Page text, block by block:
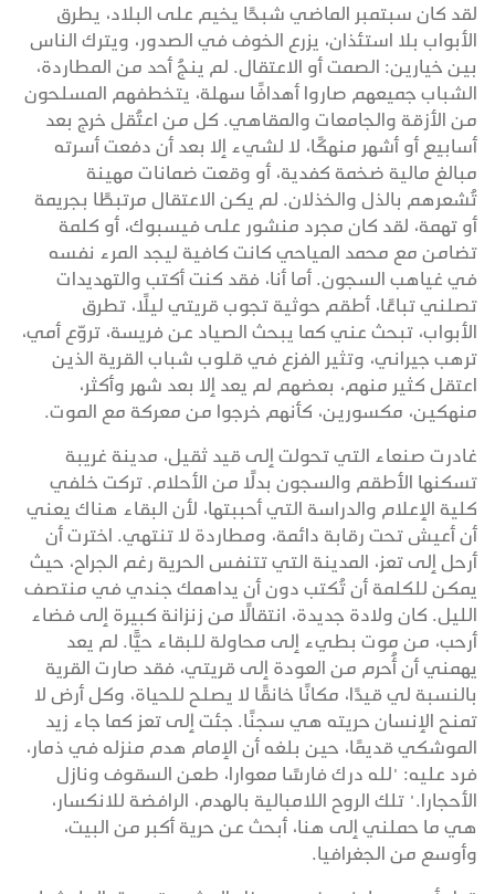
لقد كان سبتمبر الماضي شبحًا يخيم على البلاد، يطرق
الأبواب بلا استئذان، يزرع الخوف في الصدور، ويترك الناس
بين خيارين: الصمت أو الاعتقال. لم ينجُ أحد من المطاردة،
الشباب جميعهم صاروا أهدافًا سهلة، يتخطفهم المسلحون
من الأزقة والجامعات والمقاهي. كل من اعتُقل خرج بعد
أسابيع أو أشهر منهكًا، لا لشيء إلا بعد أن دفعت أسرته
مبالغ مالية ضخمة كفدية، أو وقعت ضمانات مهينة
تُشعرهم بالذل والخذلان. لم يكن الاعتقال مرتبطًا بجريمة
أو تهمة، لقد كان مجرد منشور على فيسبوك، أو كلمة
تضامن مع محمد المياحي كانت كافية ليجد المرء نفسه
في غياهب السجون. أما أنا، فقد كنت أكتب والتهديدات
تصلني تباعًا، أطقم حوثية تجوب قريتي ليلًا، تطرق
الأبواب، تبحث عني كما يبحث الصياد عن فريسة، تروّع أمي،
ترهب جيراني، وتثير الفزع في قلوب شباب القرية الذين
اعتقل كثير منهم، بعضهم لم يعد إلا بعد شهر وأكثر،
منهكين، مكسورين، كأنهم خرجوا من معركة مع الموت.
غادرت صنعاء التي تحولت إلى قيد ثقيل، مدينة غريبة
تسكنها الأطقم والسجون بدلًا من الأحلام. تركت خلفي
كلية الإعلام والدراسة التي أحببتها، لأن البقاء هناك يعني
أن أعيش تحت رقابة دائمة، ومطاردة لا تنتهي. اخترت أن
أرحل إلى تعز، المدينة التي تتنفس الحرية رغم الجراح، حيث
يمكن للكلمة أن تُكتب دون أن يداهمك جندي في منتصف
الليل. كان ولادة جديدة، انتقالًا من زنزانة كبيرة إلى فضاء
أرحب، من موت بطيء إلى محاولة للبقاء حيًّا. لم يعد
يهمني أن أُحرم من العودة إلى قريتي، فقد صارت القرية
بالنسبة لي قيدًا، مكانًا خانقًا لا يصلح للحياة، وكل أرض لا
تمنح الإنسان حريته هي سجنًا. جئت إلى تعز كما جاء زيد
الموشكي قديمًا، حين بلغه أن الإمام هدم منزله في ذمار،
فرد عليه: "لله درك فارسًا معوارا، طعن السقوف ونازل
الأحجارا." تلك الروح اللامبالية بالهدم، الرافضة للانكسار،
هي ما حملني إلى هنا، أبحث عن حرية أكبر من البيت،
وأوسع من الجغرافيا.